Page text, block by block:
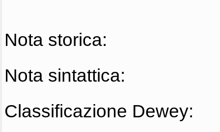
Nota storica:
Nota sintattica:
Classificazione Dewey: